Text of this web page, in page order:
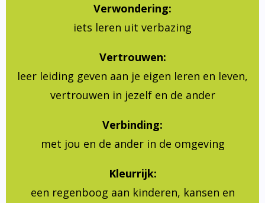
Verwondering:
iets leren uit verbazing
Vertrouwen:
leer leiding geven aan je eigen leren en leven,
vertrouwen in jezelf en de ander
Verbinding:
met jou en de ander in de omgeving
Kleurrijk:
een regenboog aan kinderen, kansen en